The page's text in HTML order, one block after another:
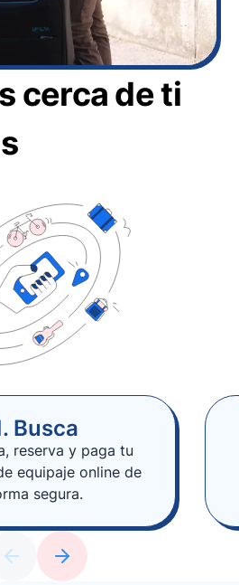
cerca de ti
Busca
reserva y paga tu
equipaje online de
segura.